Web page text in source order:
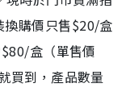
換購價只售$20/盒
盒（單售價
買到，產品數量